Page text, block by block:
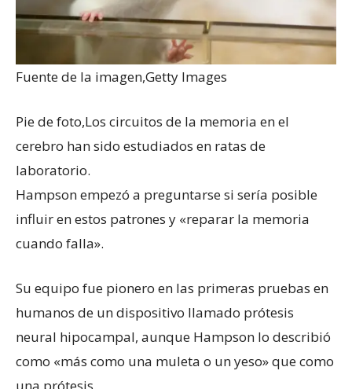
Fuente de la imagen,Getty Images
Pie de foto,Los circuitos de la memoria en el
cerebro han sido estudiados en ratas de
laboratorio.
Hampson empezó a preguntarse si sería posible
influir en estos patrones y «reparar la memoria
cuando falla».
Su equipo fue pionero en las primeras pruebas en
humanos de un dispositivo llamado prótesis
neural hipocampal, aunque Hampson lo describió
como «más como una muleta o un yeso» que como
una prótesis.